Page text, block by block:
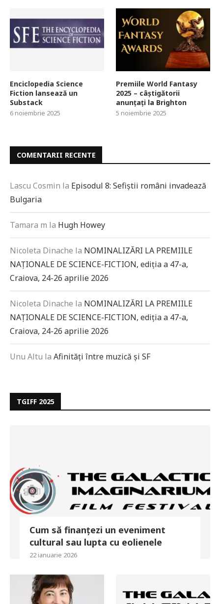
Enciclopedia Science
Fiction lansează un
Substack
6 noiembrie 2025
Premiile World Fantasy
2025 – câștigătorii
anunțați la Brighton
5 noiembrie 2025
COMENTARII RECENTE
Lascu Cosmin la Episodul 8: Sefiștii români invadează
Bulgaria
Tamara m la Hugh Howey
Nicoleta Dinache la NOMINALIZĂRI LA PREMIILE
NAȚIONALE DE SCIENCE-FICTION, ediția a 47-a,
Craiova, 24-26 aprilie 2026
Nicoleta Dinache la NOMINALIZĂRI LA PREMIILE
NAȚIONALE DE SCIENCE-FICTION, ediția a 47-a,
Craiova, 24-26 aprilie 2026
Unu Altu la Afinități între muzică și SF
TGIFF 2025
Cum să finanțezi un eveniment
cultural sau lupta cu eolienele
22 ianuarie 2026